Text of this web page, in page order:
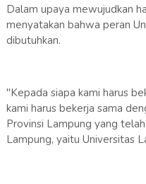
Dalam upaya mewujudkan
menyatakan bahwa peran
dibutuhkan.
"Kepada siapa kami harus
kami harus bekerja sama
Provinsi Lampung yang
Lampung, yaitu Universitas